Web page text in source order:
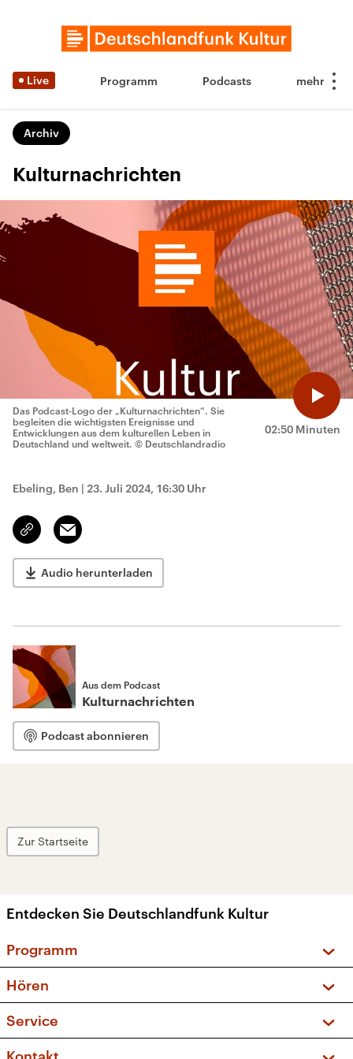
Live Programm Podcasts
Archiv
Kulturnachrichten
02:50 Minuten
Das Podcast-Logo der „Kulturnachrichten“. Sie
begleiten die wichtigsten Ereignisse und
Entwicklungen aus dem kulturellen Leben in
Deutschland und weltweit. © Deutschlandradio
Ebeling, Ben | 23. Juli 2024, 16:30 Uhr
Link
kopieren/teilen
Email
Audio herunterladen
Aus dem Podcast
Kulturnachrichten
Podcast abonnieren
Zur Startseite
Entdecken Sie Deutschlandfunk Kultur
Programm
Sendungen und Podcasts
Musikliste
Kakadu – Das Kinderprogramm
Hören
Frequenzen (UKW + DAB+)
Service
FAQ